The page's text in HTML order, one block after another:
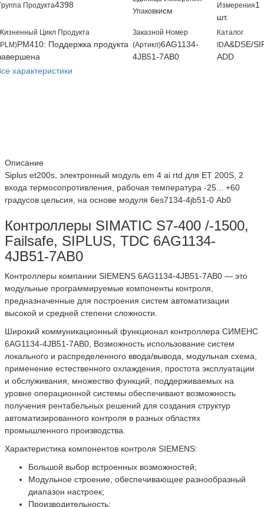
Продукта4398
Упаковкисм
Измерения1
шт.
Цикл Продукта
PM410: Поддержка продукта
Заказной Номер
(Артикл)6AG1134-
4JB51-7AB0
Каталог
IDA&DSE/
ADD
характеристики
Описание
Siplus et200s, электронный модуль em 4 ai rtd для ET 200S, 2
входа термосопротивления, рабочая температура -25... +60
градусов цельсия, на основе модуля 6es7134-4jb51-0 Аb0
Контроллеры SIMATIC S7-400 /-1500,
Failsafe, SIPLUS, TDC 6AG1134-
4JB51-7AB0
Контроллеры компании SIEMENS 6AG1134-4JB51-7AB0 — это
модульные программируемые компоненты контроля,
предназначенные для построения систем автоматизации
высокой и средней степени сложности.
Широкий коммуникационный функционал контроллера СИМЕНС
6AG1134-4JB51-7AB0, Возможность использование систем
локального и распределенного ввода/вывода, модульная схема,
применение естественного охлаждения, простота эксплуатации
и обслуживания, множество функций, поддерживаемых на
уровне операционной системы обеспечивают возможность
получения рентабельных решений для создания структур
автоматизированного контроля в разных областях
промышленного производства.
Характеристика компонентов контроля SIEMENS:
Большой выбор встроенных возможностей;
Модульное строение, обеспечивающее разнообразный
диапазон настроек;
Производительность;